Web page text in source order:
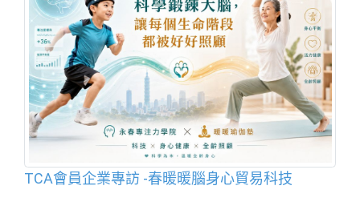
TCA會員企業專訪 -春暖暖腦身心貿易科技